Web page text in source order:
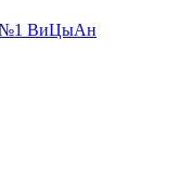
№1 ВиЦыАн